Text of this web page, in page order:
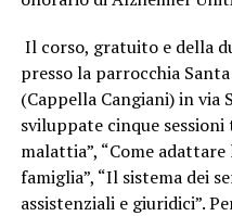
Il corso, gratuito e della
presso la parrocchia
(Cappella Cangiani) in via
sviluppate cinque
malattia”, “Come
famiglia”, “Il sistema dei
assistenziali e giuridici”.